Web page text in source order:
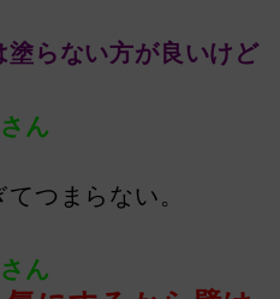
らない方が良いけど
ん
つまらない。
ん